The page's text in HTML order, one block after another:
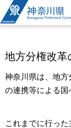
神奈川県
地方分権改
神奈川県は、地方
の連携等による国
これまでに行った